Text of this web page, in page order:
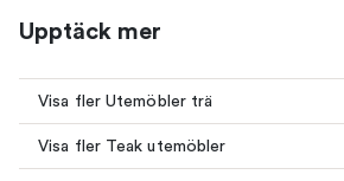
Upptäck mer
Visa fler Utemöbler trä
Visa fler Teak utemöbler